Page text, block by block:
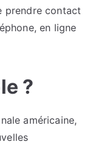
prendre contact
en ligne
?
américaine,